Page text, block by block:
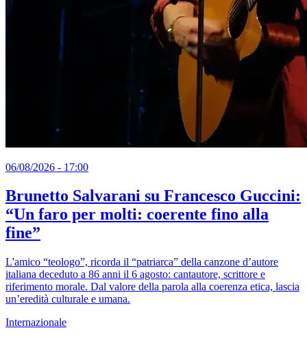
06/08/2026 - 17:00
Brunetto Salvarani su Francesco Guccini:
“Un faro per molti: coerente fino alla
fine”
L'amico “teologo”, ricorda il “patriarca” della canzone d’autore
italiana deceduto a 86 anni il 6 agosto: cantautore, scrittore e
riferimento morale. Dal valore della parola alla coerenza etica, lascia
un’eredità culturale e umana.
Internazionale